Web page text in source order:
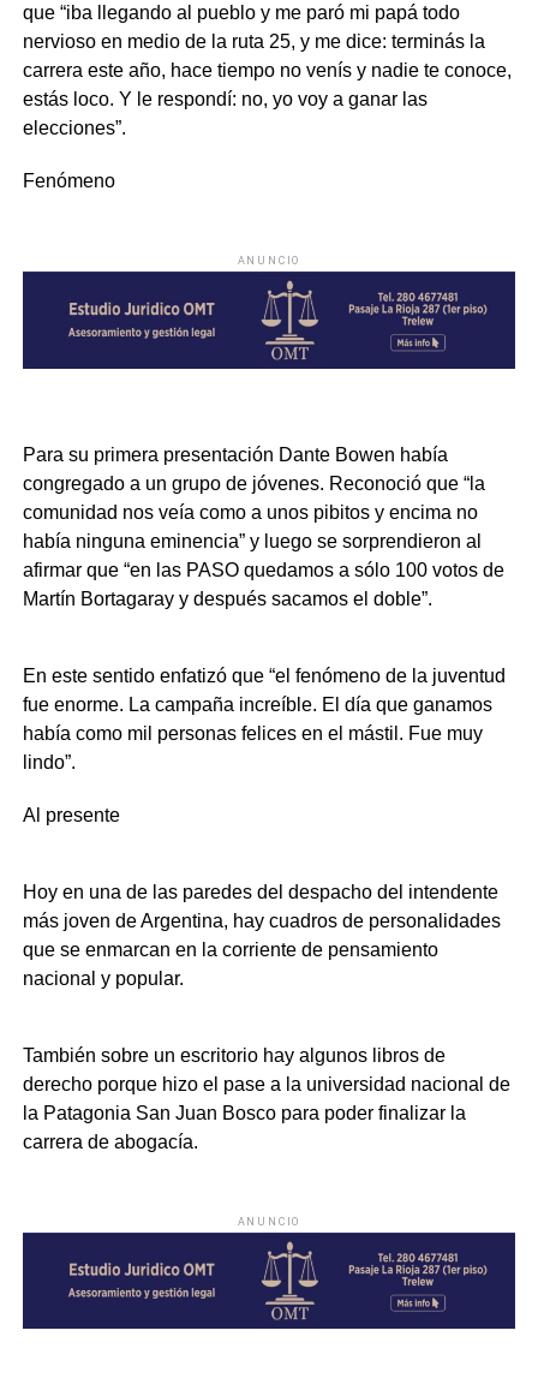
que “iba llegando al pueblo y me paró mi papá todo
nervioso en medio de la ruta 25, y me dice: terminás la
carrera este año, hace tiempo no venís y nadie te conoce,
estás loco. Y le respondí: no, yo voy a ganar las
elecciones”.
Fenómeno
ANUNCIO
Para su primera presentación Dante Bowen había
congregado a un grupo de jóvenes. Reconoció que “la
comunidad nos veía como a unos pibitos y encima no
había ninguna eminencia” y luego se sorprendieron al
afirmar que “en las PASO quedamos a sólo 100 votos de
Martín Bortagaray y después sacamos el doble”.
En este sentido enfatizó que “el fenómeno de la juventud
fue enorme. La campaña increíble. El día que ganamos
había como mil personas felices en el mástil. Fue muy
lindo”.
Al presente
Hoy en una de las paredes del despacho del intendente
más joven de Argentina, hay cuadros de personalidades
que se enmarcan en la corriente de pensamiento
nacional y popular.
También sobre un escritorio hay algunos libros de
derecho porque hizo el pase a la universidad nacional de
la Patagonia San Juan Bosco para poder finalizar la
carrera de abogacía.
ANUNCIO